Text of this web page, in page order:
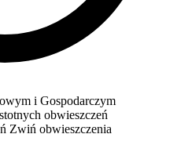
i Gospodarczym
obwieszczeń
Zwiń obwieszczenia